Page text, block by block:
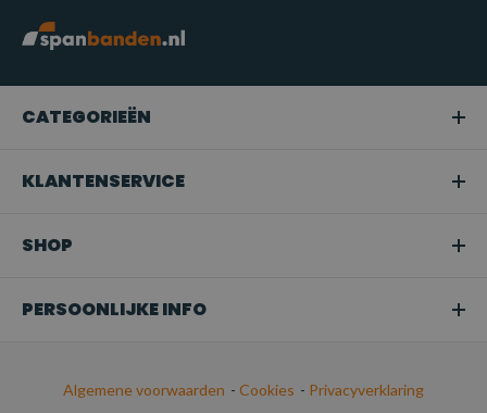
CATEGORIEËN
KLANTENSERVICE
SHOP
PERSOONLIJKE INFO
Algemene voorwaarden - Cookies - Privacyverklaring